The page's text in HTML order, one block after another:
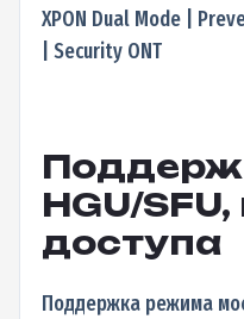
XPON Dual Mode |
| Security ONT
HGU/
доступа
Поддержка режима